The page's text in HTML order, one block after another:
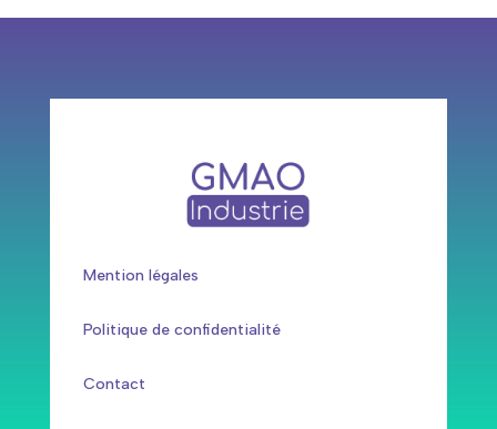
Mention légales
Politique de confidentialité
Contact